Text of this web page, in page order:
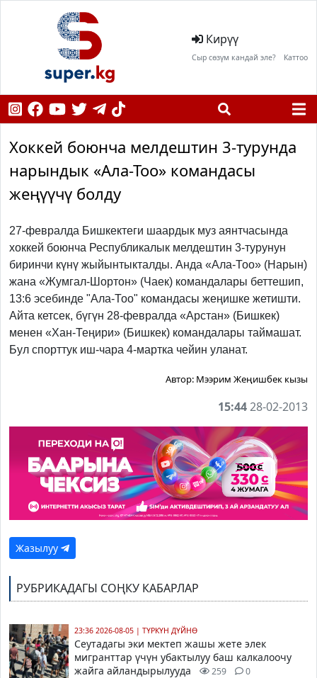
Кирүү
Сыр сөзүм кандай эле? Каттоо
Хоккей боюнча мелдештин 3-турунда
нарындык «Ала-Тоо» командасы
жеңүүчү болду
27-февралда Бишкектеги шаардык муз аянтчасында
хоккей боюнча Республикалык мелдештин 3-турунун
биринчи күнү жыйынтыкталды. Анда «Ала-Тоо» (Нарын)
жана «Жумгал-Шортон» (Чаек) командалары беттешип,
13:6 эсебинде "Ала-Тоо" командасы жеңишке жетишти.
Айта кетсек, бүгүн 28-февралда «Арстан» (Бишкек)
менен «Хан-Теңири» (Бишкек) командалары таймашат.
Бул спорттук иш-чара 4-мартка чейин уланат.
Автор: Мээрим Жеңишбек кызы
15:4428-02-2013
Жазылуу
РУБРИКАДАГЫ СОҢКУ КАБАРЛАР
23:36 2026-08-05 | ТҮРКҮН ДҮЙНӨ
Сеутадагы эки мектеп жашы жете элек
мигранттар үчүн убактылуу баш калкалоочу
жайга айландырылууда
259 0